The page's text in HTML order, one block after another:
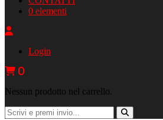
0 elementi
Login
0
Nessun prodotto nel carrello.